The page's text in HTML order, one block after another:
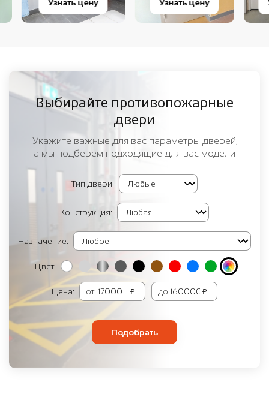
Узнать цену Узнать цену
Выбирайте противопожарные
двери
Укажите важные для вас параметры дверей,
а мы подберем подходящие для вас модели
Тип двери:
Конструкция:
Назначение:
Цвет:
Цена: от ₽ до ₽
Подобрать